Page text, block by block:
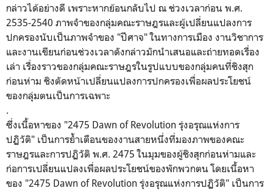
กล่าวได้อย่างดี เพราะหากย้อนกลับไป ณ ช่วงเวลาก่อน พ.ศ.
2535-2540 ภาพจำของกลุ่มคณะราษฎรและผู้เปลี่ยนแปลงการ
ปกครองนับเป็นภาพจำของ "ปีศาจ" ในทางการเมือง งานวิชาการ
และงานเขียนก่อนช่วงเวลาดังกล่าวมักนำเสนอและถ่ายทอดเรื่อง
เล่า เรื่องราวของกลุ่มคณะราษฎรในรูปแบบของกลุ่มคนที่ชิงสุก
ก่อนห่าม ชิงตัดหน้าเปลี่ยนแปลงการปกครองเพื่อผลประโยชน์
ของกลุ่มตนเป็นการเฉพาะ
.
ซึ่งเนื้อหาของ "2475 Dawn of Revolution รุ่งอรุณแห่งการ
ปฏิวัติ" เป็นการย้ำเตือนของงานสายหนึ่งที่มองภาพของคณะ
ราษฎรและการปฏิวัติ พ.ศ. 2475 ในมุมของผู้ชิงสุกก่อนห่ามและ
ก่อการเปลี่ยนแปลงเพื่อผลประโยชน์ของพักพวกตน โดยเนื้อหา
ของ "2475 Dawn of Revolution รุ่งอรุณแห่งการปฏิวัติ" เป็นการ